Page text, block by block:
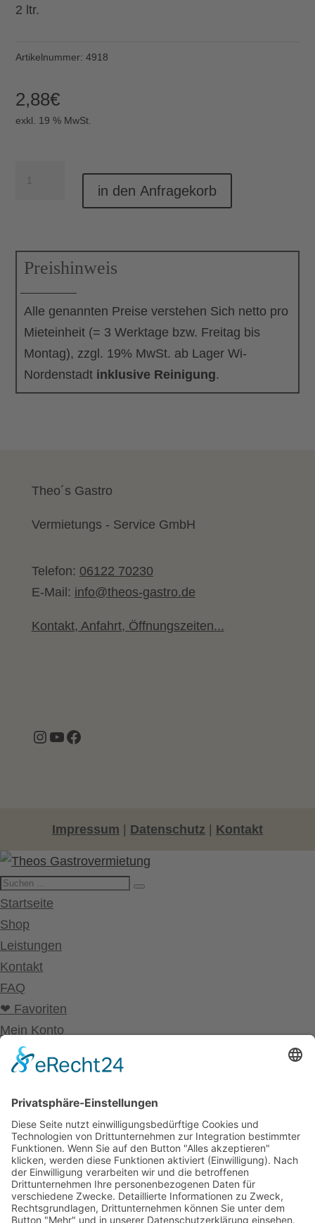
2 ltr.
Artikelnummer:4918
2,88€
exkl. 19 % MwSt.
Menge
in den Anfragekorb
Preishinweis
Alle genannten Preise verstehen Sich netto pro
Mieteinheit (= 3 Werktage bzw. Freitag bis
Montag), zzgl. 19% MwSt. ab Lager Wi-
Nordenstadt inklusive Reinigung.
Theo´s Gastro
Vermietungs - Service GmbH
Telefon: 06122 70230
E-Mail: info@theos-gastro.de
Kontakt, Anfahrt, Öffnungszeiten...
Instagram
YouTube
Facebook
Impressum Datenschutz Kontakt
Startseite
Shop
Leistungen
Kontakt
FAQ
❤ Favoriten
Mein Konto